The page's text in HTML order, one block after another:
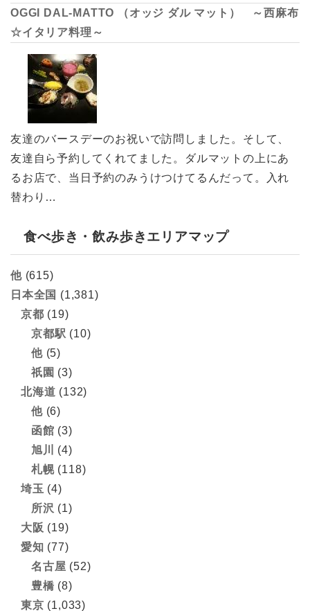
OGGI DAL-MATTO （オッジ ダル マット） ～西麻布
☆イタリア料理～
友達のバースデーのお祝いで訪問しました。そして、
友達自ら予約してくれてました。ダルマットの上にあ
るお店で、当日予約のみうけつけてるんだって。入れ
替わり…
食べ歩き・飲み歩きエリアマップ
他(615)
日本全国 (1,381)
京都 (19)
京都駅 (10)
他(5)
祇園 (3)
北海道 (132)
他(6)
函館 (3)
旭川
(4)
札幌(118)
埼玉 (4)
所沢 (1)
大阪 (19)
愛知 (77)
名古屋 (52)
豊橋 (8)
東京 (1,033)